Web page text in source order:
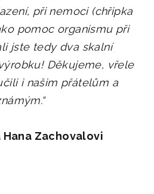
při nemoci (chřipka
pomoc organismu při
jste tedy dva skalní
Děkujeme, vřele
i našim přátelům a
“
Hana Zachovalovi